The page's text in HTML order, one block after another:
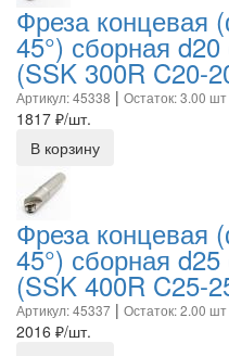
Фреза концевая
45°) сборная
(SSK 300R C20-
Артикул: 45338 | Остаток: 3.00 шт
1817 ₽/шт.
В корзину
Фреза концевая
45°) сборная
(SSK 400R C25-
Артикул: 45337 | Остаток: 2.00 шт
2016 ₽/шт.